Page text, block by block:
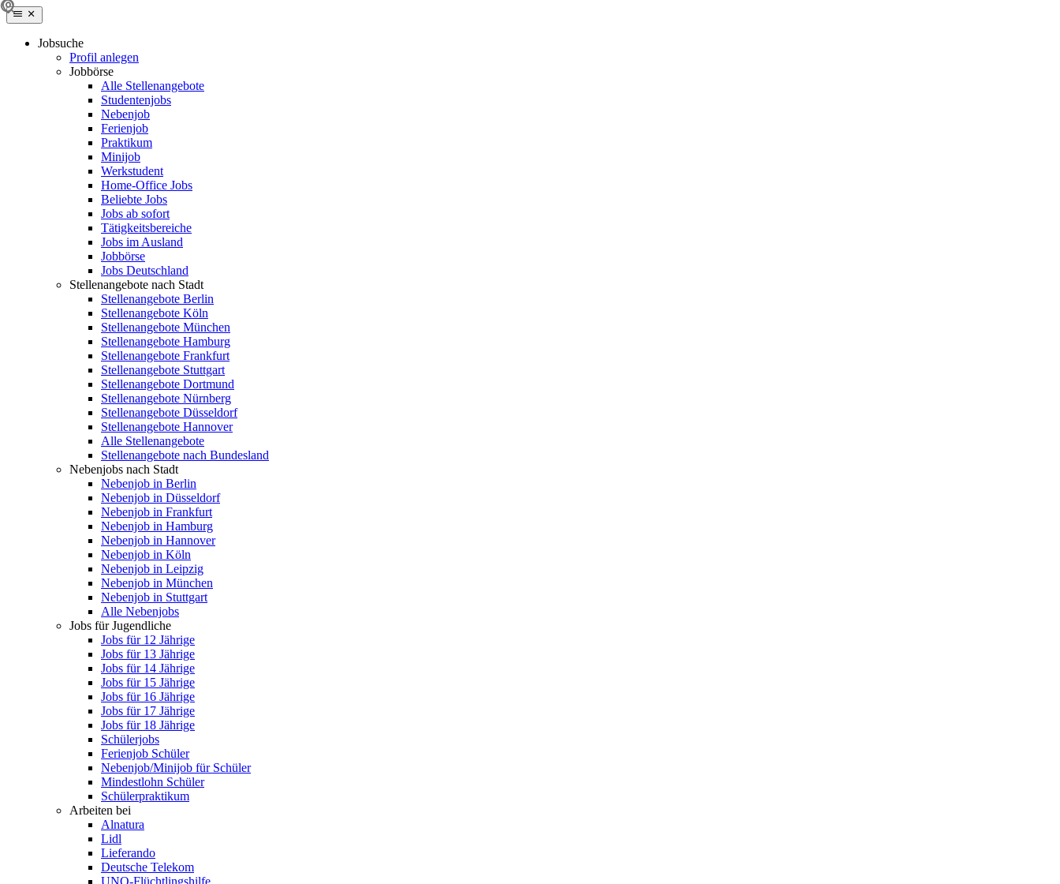
Jobsuche
Profil anlegen
Jobbörse
Alle Stellenangebote
Studentenjobs
Nebenjob
Ferienjob
Praktikum
Minijob
Werkstudent
Home-Office Jobs
Beliebte Jobs
Jobs ab sofort
Tätigkeitsbereiche
Jobs im Ausland
Jobbörse
Jobs Deutschland
Stellenangebote nach Stadt
Stellenangebote Berlin
Stellenangebote Köln
Stellenangebote München
Stellenangebote Hamburg
Stellenangebote Frankfurt
Stellenangebote Stuttgart
Stellenangebote Dortmund
Stellenangebote Nürnberg
Stellenangebote Düsseldorf
Stellenangebote Hannover
Alle Stellenangebote
Stellenangebote nach Bundesland
Nebenjobs nach Stadt
Nebenjob in Berlin
Nebenjob in Düsseldorf
Nebenjob in Frankfurt
Nebenjob in Hamburg
Nebenjob in Hannover
Nebenjob in Köln
Nebenjob in Leipzig
Nebenjob in München
Nebenjob in Stuttgart
Alle Nebenjobs
Jobs für Jugendliche
Jobs für 12 Jährige
Jobs für 13 Jährige
Jobs für 14 Jährige
Jobs für 15 Jährige
Jobs für 16 Jährige
Jobs für 17 Jährige
Jobs für 18 Jährige
Schülerjobs
Ferienjob Schüler
Nebenjob/Minijob für Schüler
Mindestlohn Schüler
Schülerpraktikum
Arbeiten bei
Alnatura
Lidl
Lieferando
Deutsche Telekom
UNO-Flüchtlingshilfe